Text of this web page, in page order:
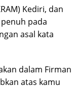
Kediri, dan
pada
asal kata
dalam Firman
atas kamu